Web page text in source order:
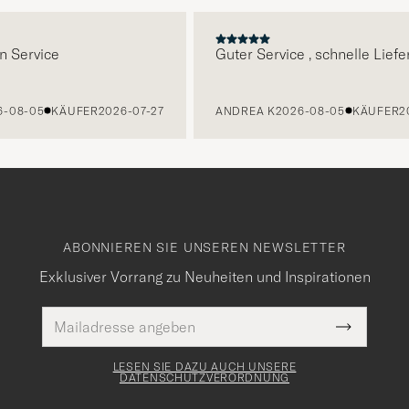
KÄUFER2026-07-27
Guter Service , schnelle Lieferung
ANDREA K2026-08-05 KÄUFER2026-
ABONNIEREN SIE UNSEREN NEWSLETTER
Exklusiver Vorrang zu Neuheiten und Inspirationen
Mail
Adresse
Pflichtfeld
Submit
Newsletter
LESEN SIE DAZU AUCH UNSERE
DATENSCHUTZVERORDNUNG